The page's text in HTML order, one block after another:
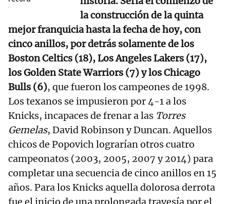
la construcción de la quinta
mejor franquicia hasta la fecha de hoy, con
cinco anillos, por detrás solamente de los
Boston Celtics (18), Los Angeles Lakers (17),
los Golden State Warriors (7) y los Chicago
Bulls (6), que fueron los campeones de 1998.
Los texanos se impusieron por 4-1 a los
Knicks, incapaces de frenar a las Torres
Gemelas, David Robinson y Duncan. Aquellos
chicos de Popovich lograrían otros cuatro
campeonatos (2003, 2005, 2007 y 2014) para
completar una secuencia de cinco anillos en 15
años. Para los Knicks aquella dolorosa derrota